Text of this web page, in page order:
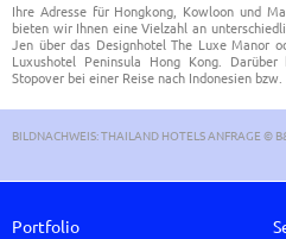
Ihre Adresse für Hongkong, Kowloon und
bieten wir Ihnen eine Vielzahl an
Jen über das Designhotel The Luxe Manor
Luxushotel Peninsula Hong Kong.
Stopover bei einer Reise nach Indonesien bzw.
BILDNACHWEIS: THAILAND HOTELS ANFRAGE ©
Portfolio